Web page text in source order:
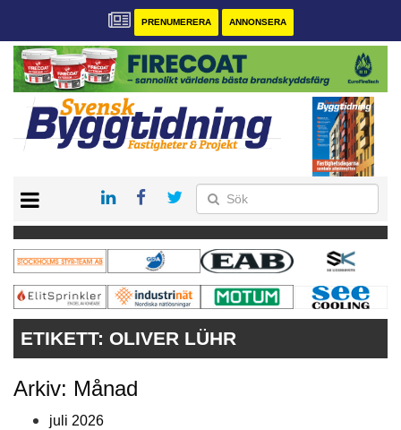
PRENUMERERA ANNONSERA
PRENUMERERA
VÅRA ANDRA MAGASIN
ANNONSERA
KONTAKT
ETIKETT: OLIVER LÜHR
Arkiv: Månad
juli 2026